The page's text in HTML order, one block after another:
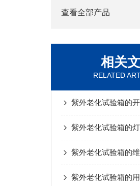
查看全部产品
相关
RELATED
紫外老化试验箱的
紫外老化试验箱的